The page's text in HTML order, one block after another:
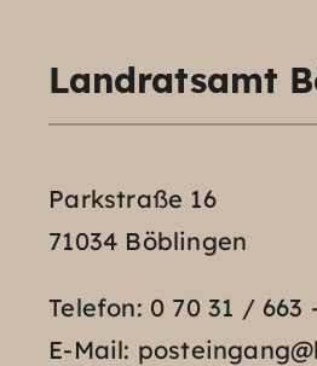
Landratsamt
Parkstraße 16
71034 Böblingen
Telefon: 0 70 31 / 663
E-Mail: